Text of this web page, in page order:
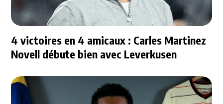
4 victoires en 4 amicaux : Carles Martinez
Novell débute bien avec Leverkusen